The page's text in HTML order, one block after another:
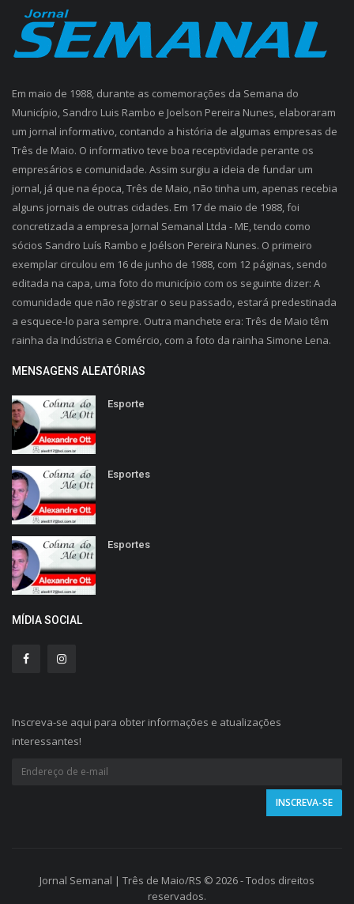
Em maio de 1988, durante as comemorações da Semana do
Município, Sandro Luis Rambo e Joelson Pereira Nunes, elaboraram
um jornal informativo, contando a história de algumas empresas de
Três de Maio. O informativo teve boa receptividade perante os
empresários e comunidade. Assim surgiu a ideia de fundar um
jornal, já que na época, Três de Maio, não tinha um, apenas recebia
alguns jornais de outras cidades. Em 17 de maio de 1988, foi
concretizada a empresa Jornal Semanal Ltda - ME, tendo como
sócios Sandro Luís Rambo e Joélson Pereira Nunes. O primeiro
exemplar circulou em 16 de junho de 1988, com 12 páginas, sendo
editada na capa, uma foto do município com os seguinte dizer: A
comunidade que não registrar o seu passado, estará predestinada
a esquece-lo para sempre. Outra manchete era: Três de Maio têm
rainha da Indústria e Comércio, com a foto da rainha Simone Lena.
MENSAGENS ALEATÓRIAS
Esporte
Esportes
Esportes
MÍDIA SOCIAL
Inscreva-se aqui para obter informações e atualizações
interessantes!
Jornal Semanal | Três de Maio/RS © 2026 - Todos direitos
reservados.